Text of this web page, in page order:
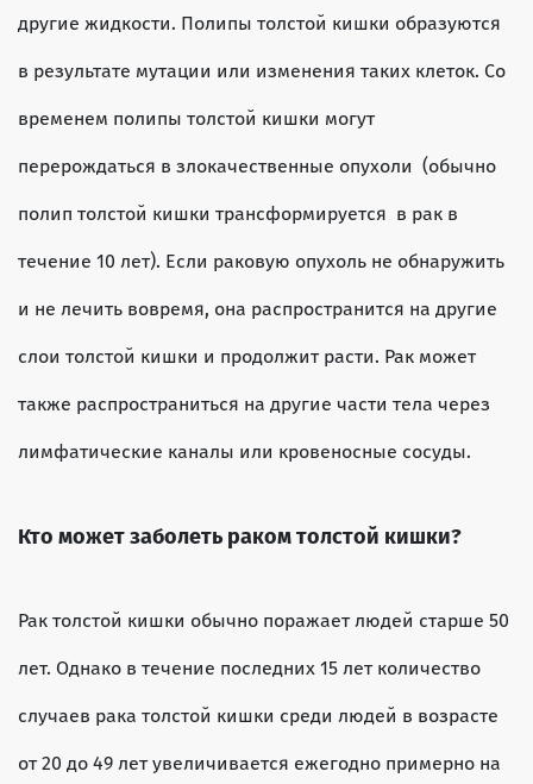
другие жидкости. Полипы толстой кишки образуются
в результате мутации или изменения таких клеток. Со
временем полипы толстой кишки могут
перерождаться в злокачественные опухоли (обычно
полип толстой кишки трансформируется в рак в
течение 10 лет). Если раковую опухоль не обнаружить
и не лечить вовремя, она распространится на другие
слои толстой кишки и продолжит расти. Рак может
также распространиться на другие части тела через
лимфатические каналы или кровеносные сосуды.
Кто может заболеть раком толстой кишки?
Рак толстой кишки обычно поражает людей старше 50
лет. Однако в течение последних 15 лет количество
случаев рака толстой кишки среди людей в возрасте
от 20 до 49 лет увеличивается ежегодно примерно на